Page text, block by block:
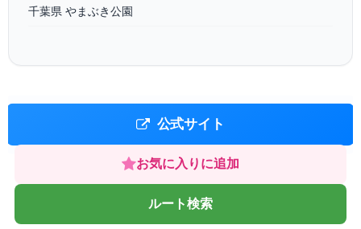
千葉県 やまぶき公園
公式サイト
お気に入りに追加
ルート検索